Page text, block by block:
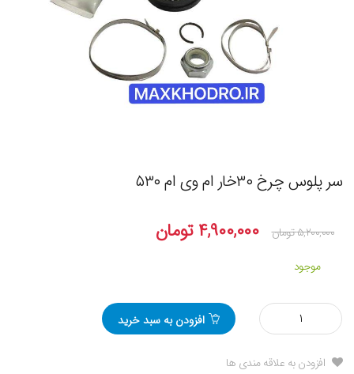
سر پلوس چرخ ۳۰خار ام وی ام ۵۳۰
۵,۲۰۰,۰۰۰تومان ۴,۹۰۰,۰۰۰ تومان
موجود
مقدار
سر
چرخ
افزودن به سبد خرید
افزودن به علاقه مندی ها